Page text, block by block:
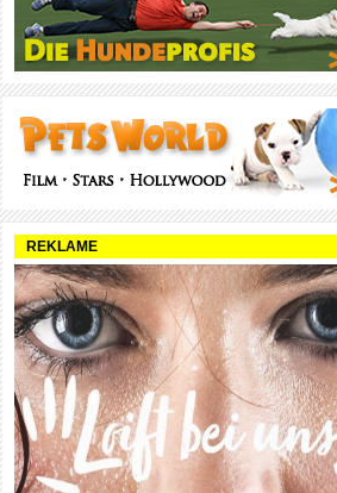
REKLAME